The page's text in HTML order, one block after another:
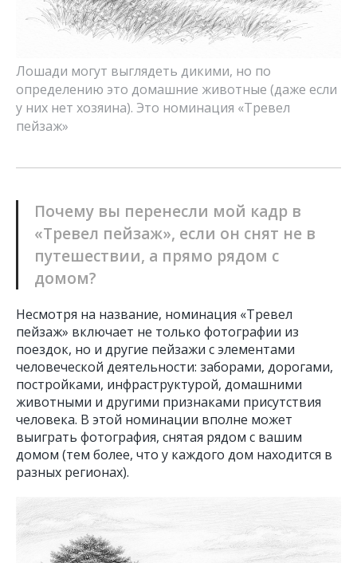
Лошади могут выглядеть дикими, но по
определению это домашние животные (даже если
у них нет хозяина). Это номинация «Тревел
пейзаж»
Почему вы перенесли мой кадр в
«Тревел пейзаж», если он снят не в
путешествии, а прямо рядом с
домом?
Несмотря на название, номинация «Тревел
пейзаж» включает не только фотографии из
поездок, но и другие пейзажи с элементами
человеческой деятельности: заборами, дорогами,
постройками, инфраструктурой, домашними
животными и другими признаками присутствия
человека. В этой номинации вполне может
выиграть фотография, снятая рядом с вашим
домом (тем более, что у каждого дом находится в
разных регионах).